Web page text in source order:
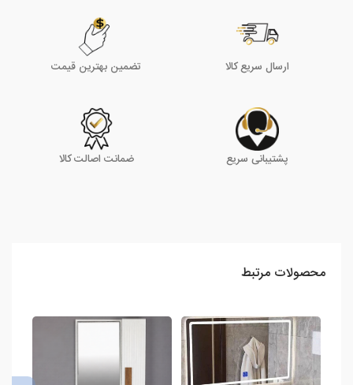
ارسال سریع کالا تضمین بهترین قیمت
پشتیبانی سریع ضمانت اصالت کالا
محصولات مرتبط